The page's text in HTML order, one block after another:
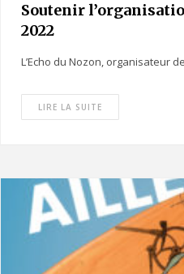
Soutenir
2022
L’Echo du Nozon, organisateur
LIRE LA SUITE